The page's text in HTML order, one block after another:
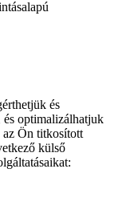
és
és optimalizálhatjuk
az Ön titkosított
külső